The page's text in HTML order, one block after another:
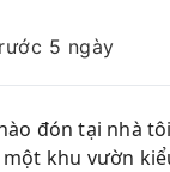
5 ngày
đón tại nhà
khu vườn